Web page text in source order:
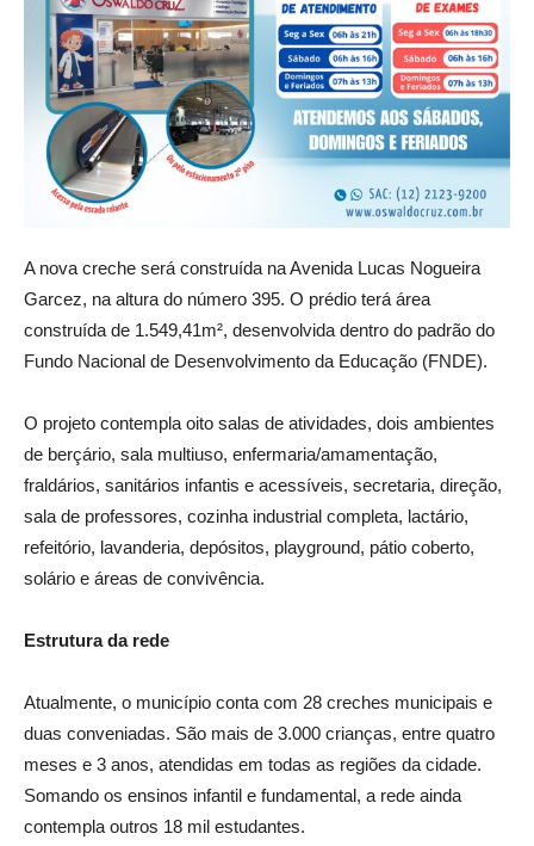
A nova creche será construída na Avenida Lucas Nogueira
Garcez, na altura do número 395. O prédio terá área
construída de 1.549,41m², desenvolvida dentro do padrão do
Fundo Nacional de Desenvolvimento da Educação (FNDE).
O projeto contempla oito salas de atividades, dois ambientes
de berçário, sala multiuso, enfermaria/amamentação,
fraldários, sanitários infantis e acessíveis, secretaria, direção,
sala de professores, cozinha industrial completa, lactário,
refeitório, lavanderia, depósitos, playground, pátio coberto,
solário e áreas de convivência.
Estrutura da rede
Atualmente, o município conta com 28 creches municipais e
duas conveniadas. São mais de 3.000 crianças, entre quatro
meses e 3 anos, atendidas em todas as regiões da cidade.
Somando os ensinos infantil e fundamental, a rede ainda
contempla outros 18 mil estudantes.